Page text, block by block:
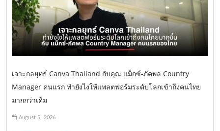
เจาะกลยุทธ์ Canva Thailand กับคุณ แม็กซ์-ภัคพล Country
Manager คนแรก ทำยังไงให้แพลตฟอร์มระดับโลกเข้าถึงคนไทย
มากกว่าเดิม
August 5, 2026